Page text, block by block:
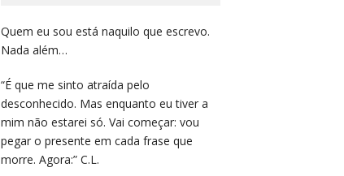
Quem eu sou está naquilo que escrevo.
Nada além…
“É que me sinto atraída pelo
desconhecido. Mas enquanto eu tiver a
mim não estarei só. Vai começar: vou
pegar o presente em cada frase que
morre. Agora:” C.L.